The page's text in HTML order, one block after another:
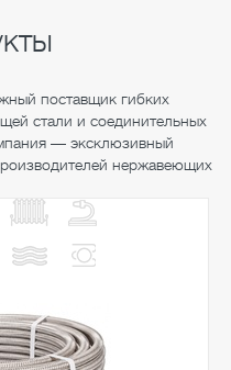
поставщик гибких
стали и соединительных
— эксклюзивный
нержавеющих